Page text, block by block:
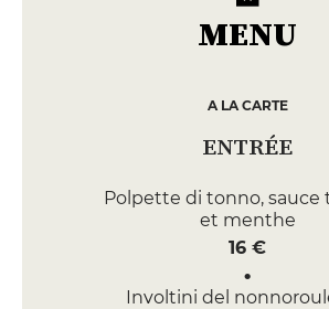
MENU
A LA CARTE
ENTRÉE
Polpette di tonno, sauce
et menthe
16 €
Involtini del